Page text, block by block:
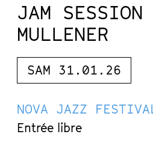
JAM SESSION
MULLENER
SAM 31.01.26
NOVA JAZZ
Entrée libre